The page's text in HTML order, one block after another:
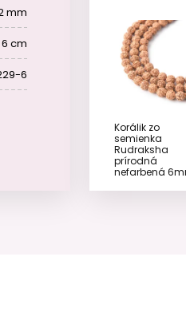
mm
cm
6
Korálik zo
semienka
Rudraksha
prírodná
nefarbená